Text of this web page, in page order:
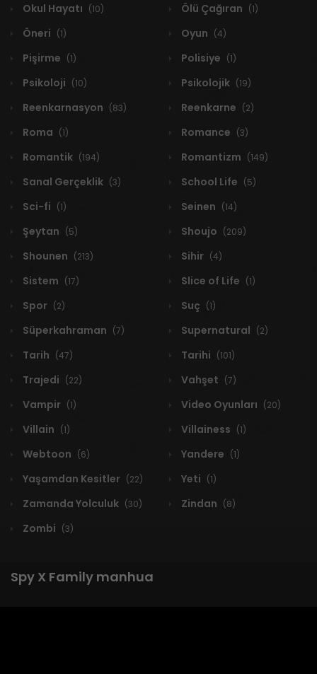
Okul Hayatı (10) Ölü Çağıran (1)
Öneri (1) Oyun (4)
Pişirme (1) Polisiye (1)
Psikoloji (10) Psikolojik (19)
Reenkarnasyon (83) Reenkarne (2)
Roma (1) Romance (3)
Romantik (194) Romantizm (149)
Sanal Gerçeklik (3) School Life (5)
Sci-fi (1) Seinen (14)
Şeytan (5) Shoujo (209)
Shounen (213) Sihir (4)
Sistem (17) Slice of Life (1)
Spor (2) Suç (1)
Süperkahraman (7) Supernatural (2)
Tarih (47) Tarihi (101)
Trajedi (22) Vahşet (7)
Vampir (1) Video Oyunları (20)
Villain (1) Villainess (1)
Webtoon (6) Yandere (1)
Yaşamdan Kesitler (22) Yeti (1)
Zamanda Yolculuk (30) Zindan (8)
Zombi (3)
Spy X Family manhua